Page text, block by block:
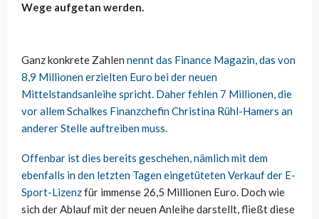
Wege aufgetan werden.
Ganz konkrete Zahlen nennt das Finance Magazin, das von
8,9 Millionen erzielten Euro bei der neuen
Mittelstandsanleihe spricht. Daher fehlen 7 Millionen, die
vor allem Schalkes Finanzchefin Christina Rühl-Hamers an
anderer Stelle auftreiben muss.
Offenbar ist dies bereits geschehen, nämlich mit dem
ebenfalls in den letzten Tagen eingetütetenVerkauf der E-
Sport-Lizenzfür immense 26,5 Millionen Euro. Doch wie
sich der Ablauf mit der neuen Anleihe darstellt, fließt diese